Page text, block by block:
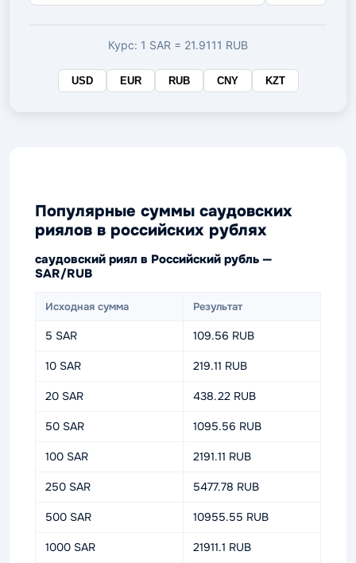
целевой
валюте
Курс: 1 SAR = 21.9111 RUB
USD EUR RUB CNY KZT
Популярные суммы саудовских
риялов в российских рублях
саудовский риял в Российский рубль —
SAR/RUB
Исходная сумма Результат
5 SAR 109.56 RUB
10 SAR 219.11 RUB
20 SAR 438.22 RUB
50 SAR 1095.56 RUB
100 SAR 2191.11 RUB
250 SAR 5477.78 RUB
500 SAR 10955.55 RUB
1000 SAR 21911.1 RUB